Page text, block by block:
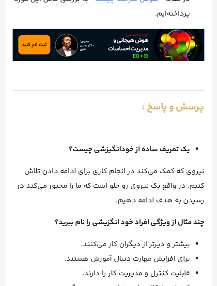
پرداخته‌ایم.
پرسش و پاسخ :
یک تعریف ساده از خودانگیزشی چیست؟
نیروی که کمک می‌کند در انجام کاری برای ادامه دادن تلاش
کنیم. در واقع یک نیروی رو جلو است که ما را مجبور می‌کند در
رسیدن به هدف ادامه دهیم.
چند مثال از ویژگی افراد خود انگزیشی را نام ببرید؟
بیشتر و دیرتر از دیگران کار می‌کنند.
برای افزایش مهارت دنبال آموزش هستند.
قابلیت کنترل و مدیریت کار را دارند.